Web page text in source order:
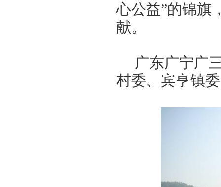
心公益”的锦旗
献。
广东广宁广
村委、宾亨镇